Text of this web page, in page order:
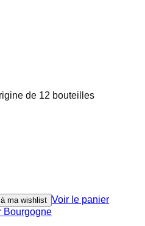
de 12 bouteilles
ma wishlist Voir le panier
Bourgogne